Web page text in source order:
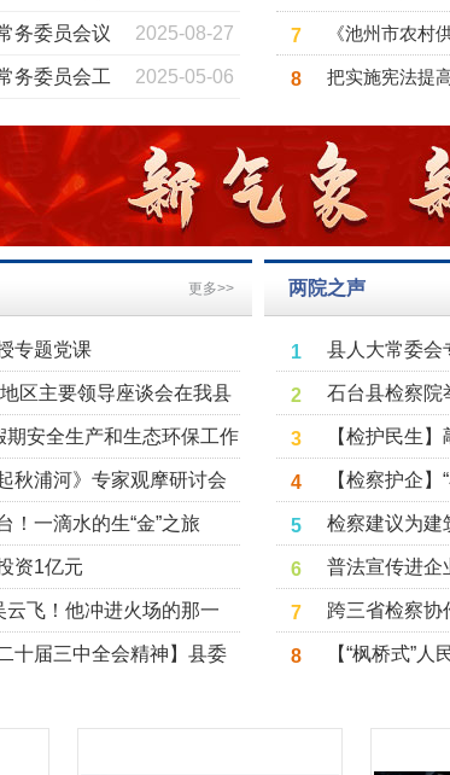
办法》的通
机关干部职
的通知
务委员会议
务委员会工
年4月28
第二十六次
2025-05-06
7 《池州市农村
8 把实施宪法提
更多>>
专题党课
区主要领导座谈会在我县
期安全生产和生态环保工作
秋浦河》专家观摩研讨会
！一滴水的生“金”之旅
资1亿元
云飞！他冲进火场的那一
了呼吸！
十届三中全会精神】县委
两院之声
1 县人大常委会
2 石台县检察院
3 【检护民生
4 【检察护企
边
5 检察建议为建
6 普法宣传进
人民法院进企
传活动
7 跨三省检察协
开听证会圆满
8 【“枫桥式”